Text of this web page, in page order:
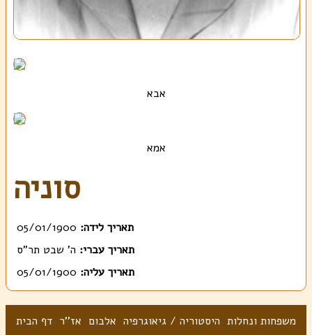
אבא
אמא
סוניה
תאריך לידה: 05/01/1900
תאריך עברי: ה' שבט תר"ס
תאריך עליה: 05/01/1900
דף הבית אז''ר אלבום היסטוריה / גיאוגרפיה משפחות ונחלות